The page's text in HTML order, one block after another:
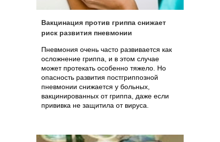
Вакцинация против гриппа снижает
риск развития пневмонии
Пневмония очень часто развивается как
осложнение гриппа, и в этом случае
может протекать особенно тяжело. Но
опасность развития постгриппозной
пневмонии снижается у больных,
вакцинированных от гриппа, даже если
прививка не защитила от вируса.